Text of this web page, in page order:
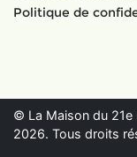
Politique de
© La Maison du 21e
2026. Tous droits